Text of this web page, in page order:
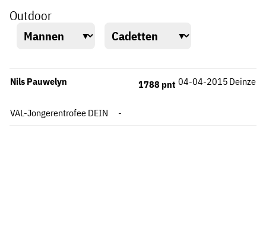
Outdoor
Nils Pauwelyn Deinze
VAL-Jongerentrofee DEIN
1788 pnt
-
04-04-2015